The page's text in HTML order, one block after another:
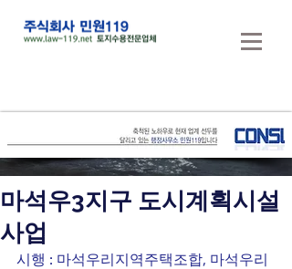
마석우3지구 도시계획시설
사업
시행 : 마석우리지역주택조합, 마석우리